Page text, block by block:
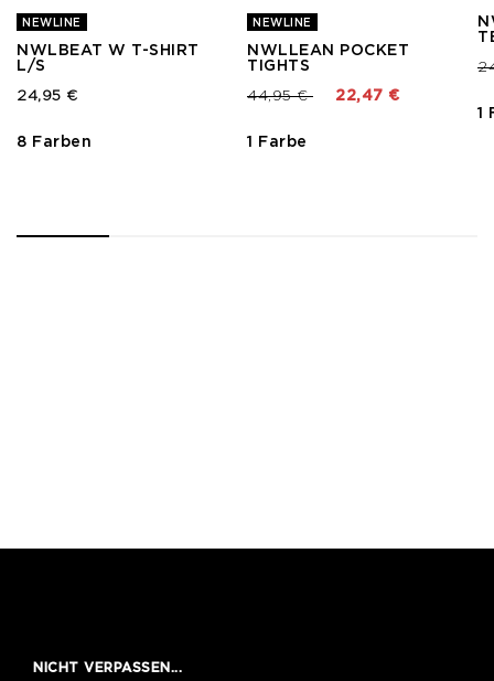
NEWLINE
NWLBEAT W T-SHIRT
L/S
24,95 €
8 Farben
NEWLINE
NWLLEAN POCKET
TIGHTS
Preis reduziert von
44,95 €bis 22,47 €
1 Farbe
1
NICHT VERPASSEN...